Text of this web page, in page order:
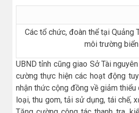
Các tổ chức, đoàn thể tại Quảng
môi trường biển
UBND tỉnh cũng giao Sở Tài
cường thực hiện các hoạt động
nhận thức cộng đồng về giảm thiểu
loại, thu gom, tải sử dụng, tái chế,